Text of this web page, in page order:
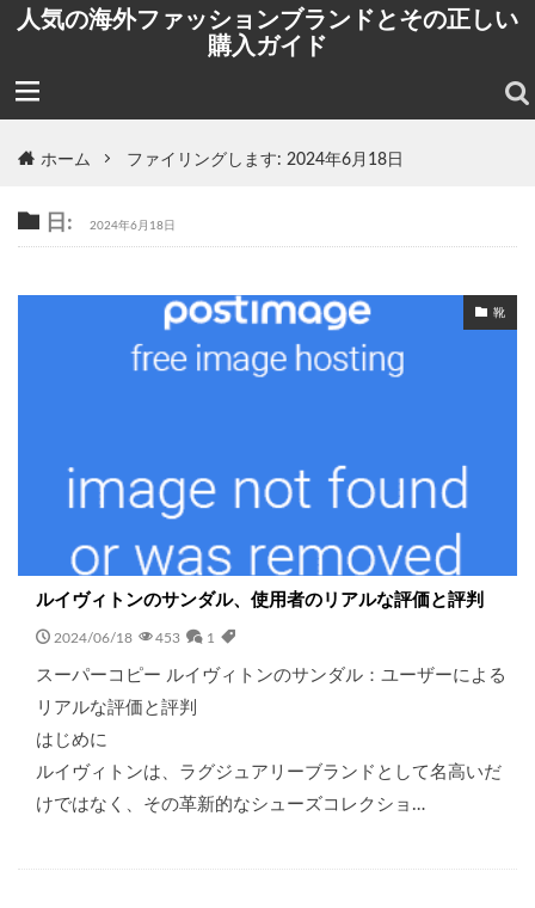
人気の海外ファッションブランドとその正しい
購入ガイド
ホーム ファイリングします: 2024年6月18日
日: 2024年6月18日
靴
ルイヴィトンのサンダル、使用者のリアルな評価と評判
2024/06/18 453 1
スーパーコピー ルイヴィトンのサンダル：ユーザーによる
リアルな評価と評判
はじめに
ルイヴィトンは、ラグジュアリーブランドとして名高いだ
けではなく、その革新的なシューズコレクショ…